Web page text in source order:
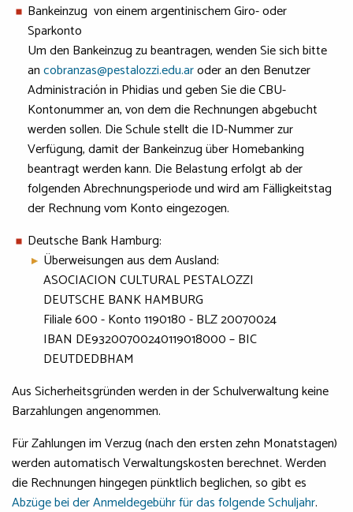
Bankeinzug von einem argentinischem Giro- oder
Sparkonto
Um den Bankeinzug zu beantragen, wenden Sie sich bitte
ancobranzas@pestalozzi.edu.aroder an den Benutzer
Administración in Phidias und geben Sie die CBU-
Kontonummer an, von dem die Rechnungen abgebucht
werden sollen. Die Schule stellt die ID-Nummer zur
Verfügung, damit der Bankeinzug über Homebanking
beantragt werden kann. Die Belastung erfolgt ab der
folgenden Abrechnungsperiode und wird am Fälligkeitstag
der Rechnung vom Konto eingezogen.
Deutsche Bank Hamburg:
Überweisungen aus dem Ausland:
ASOCIACION CULTURAL PESTALOZZI
DEUTSCHE BANK HAMBURG
Filiale 600 - Konto 1190180 - BLZ 20070024
IBAN DE93200700240119018000 – BIC
DEUTDEDBHAM
Aus Sicherheitsgründen werden in der Schulverwaltung keine
Barzahlungen angenommen.
Für Zahlungen im Verzug (nach den ersten zehn Monatstagen)
werden automatisch Verwaltungskosten berechnet. Werden
die Rechnungen hingegen pünktlich beglichen, so gibt es
Abzüge bei der Anmeldegebühr für das folgende Schuljahr.